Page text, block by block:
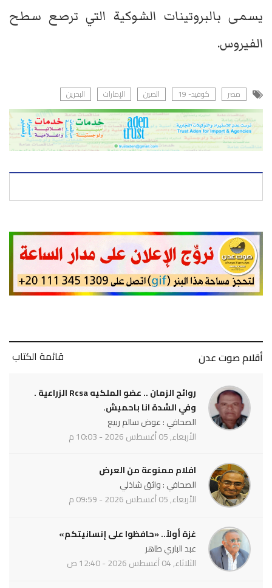
يسمى بالبروتينات الشوكية التي ترصع سطح
الفيروس.
مصر كوفيد- 19 الصين الإمارات البحرين
أقلام صوت عدن قائمة الكتاب
روائح الزمان .. عضو الملكيه Rcsa الزراعية .
وفي الشدة انا باحميش.
الصحافي : عوض سالم ربيع
الأربعاء, 05 أغسطس 2026 - 10:03 م
افلام ممنوعة من العرض
الصحافي : واثق شاذلي
الأربعاء, 05 أغسطس 2026 - 09:59 م
غزة أولاً.. «حافظوا على إنسانيتكم»
عبد الباري طاهر
الثلاثاء, 04 أغسطس 2026 - 12:40 ص